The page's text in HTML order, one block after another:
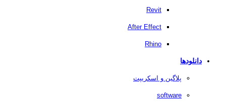
Revit
After Effect
Rhino
دانلودها
پلاگین و اسکریپت
software